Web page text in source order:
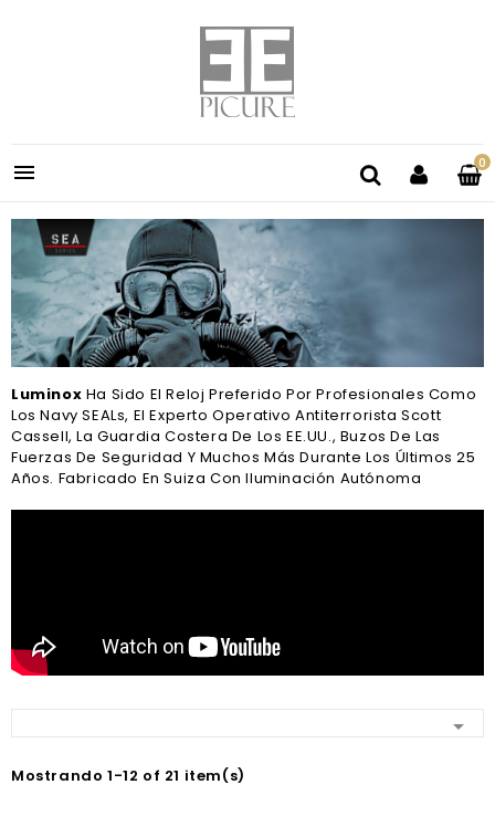
 0
Luminox Ha Sido El Reloj Preferido Por Profesionales Como
Los Navy SEALs, El Experto Operativo Antiterrorista Scott
Cassell, La Guardia Costera De Los EE.UU., Buzos De Las
Fuerzas De Seguridad Y Muchos Más Durante Los Últimos 25
Años. Fabricado En Suiza Con Iluminación Autónoma

Mostrando 1-12 of 21 item(s)